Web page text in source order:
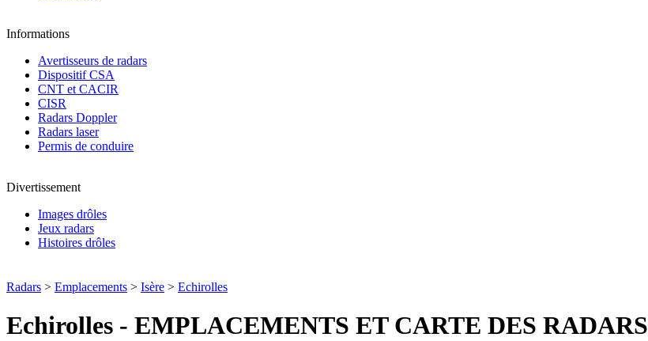
Informations
Avertisseurs de radars
Dispositif CSA
CNT et CACIR
CISR
Radars Doppler
Radars laser
Permis de conduire
Divertissement
Images drôles
Jeux radars
Histoires drôles
Radars > Emplacements > Isère > Echirolles
Echirolles - EMPLACEMENTS ET CARTE DES RADARS